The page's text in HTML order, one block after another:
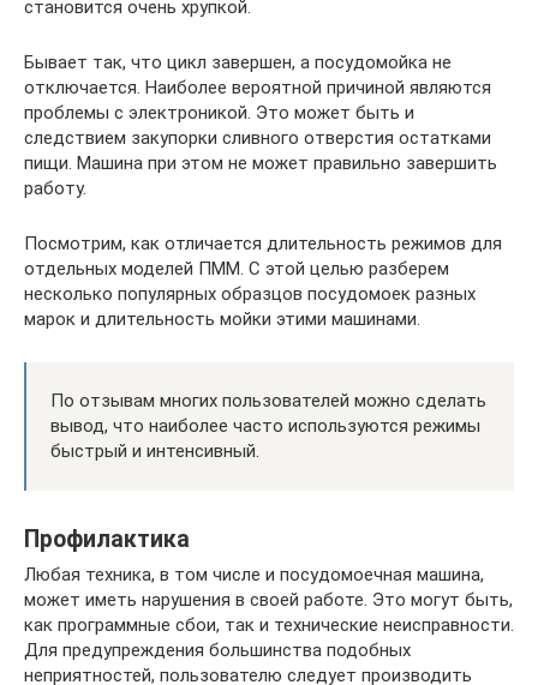
становится очень хрупкой.
Бывает так, что цикл завершен, а посудомойка не
отключается. Наиболее вероятной причиной являются
проблемы с электроникой. Это может быть и
следствием закупорки сливного отверстия остатками
пищи. Машина при этом не может правильно завершить
работу.
Посмотрим, как отличается длительность режимов для
отдельных моделей ПММ. С этой целью разберем
несколько популярных образцов посудомоек разных
марок и длительность мойки этими машинами.
По отзывам многих пользователей можно сделать
вывод, что наиболее часто используются режимы
быстрый и интенсивный.
Профилактика
Любая техника, в том числе и посудомоечная машина,
может иметь нарушения в своей работе. Это могут быть,
как программные сбои, так и технические неисправности.
Для предупреждения большинства подобных
неприятностей, пользователю следует производить